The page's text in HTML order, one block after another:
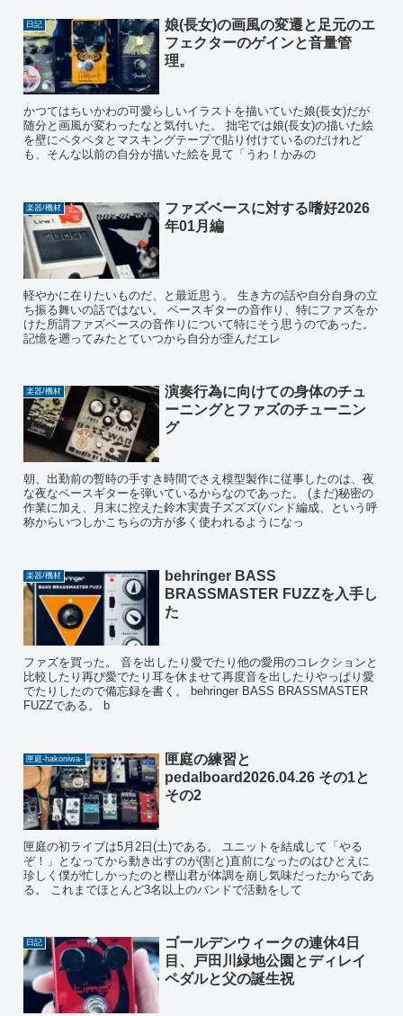
日記
娘(長女)の画風の変遷と足元のエ
フェクターのゲインと音量管
理。
かつてはちいかわの可愛らしいイラストを描いていた娘(長女)だが
随分と画風が変わったなと気付いた。 拙宅では娘(長女)の描いた絵
を壁にペタペタとマスキングテープで貼り付けているのだけれど
も、そんな以前の自分が描いた絵を見て「うわ！かみの
楽器/機材
ファズベースに対する嗜好2026
年01月編
軽やかに在りたいものだ、と最近思う。 生き方の話や自分自身の立
ち振る舞いの話ではない。 ベースギターの音作り、特にファズをか
けた所謂ファズベースの音作りについて特にそう思うのであった。
記憶を遡ってみたとていつから自分が歪んだエレ
楽器/機材
演奏行為に向けての身体のチュ
ーニングとファズのチューニン
グ
朝、出勤前の暫時の手すき時間でさえ模型製作に従事したのは、夜
な夜なベースギターを弾いているからなのであった。 (まだ)秘密の
作業に加え、月末に控えた鈴木実貴子ズズズ(バンド編成、という呼
称からいつしかこちらの方が多く使われるようになっ
楽器/機材
behringer BASS
BRASSMASTER FUZZを入手し
た
ファズを買った。 音を出したり愛でたり他の愛用のコレクションと
比較したり再び愛でたり耳を休ませて再度音を出したりやっぱり愛
でたりしたので備忘録を書く。 behringer BASS BRASSMASTER
FUZZである。 b
匣庭-hakoniwa-
匣庭の練習と
pedalboard2026.04.26 その1と
その2
匣庭の初ライブは5月2日(土)である。 ユニットを結成して「やる
ぞ！」となってから動き出すのが(割と)直前になったのはひとえに
珍しく僕が忙しかったのと樫山君が体調を崩し気味だったからであ
る。 これまでほとんど3名以上のバンドで活動をして
日記
ゴールデンウィークの連休4日
目、戸田川緑地公園とディレイ
ペダルと父の誕生祝